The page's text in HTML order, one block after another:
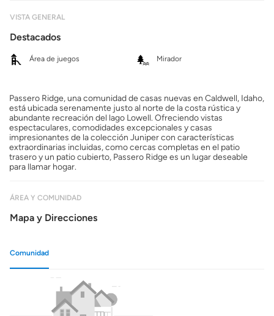
VISTA GENERAL
Destacados
Área de juegos Mirador
Passero Ridge, una comunidad de casas nuevas en Caldwell, Idaho,
está ubicada serenamente justo al norte de la costa rústica y
abundante recreación del lago Lowell. Ofreciendo vistas
espectaculares, comodidades excepcionales y casas
impresionantes de la colección Juniper con características
extraordinarias incluidas, como cercas completas en el patio
trasero y un patio cubierto, Passero Ridge es un lugar deseable
para llamar hogar.
ÁREA Y COMUNIDAD
Mapa y Direcciones
Comunidad